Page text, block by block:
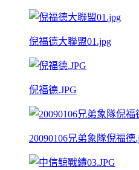
倪福德大聯盟01.jpg
倪福德.JPG
20090106兄弟象隊倪福德